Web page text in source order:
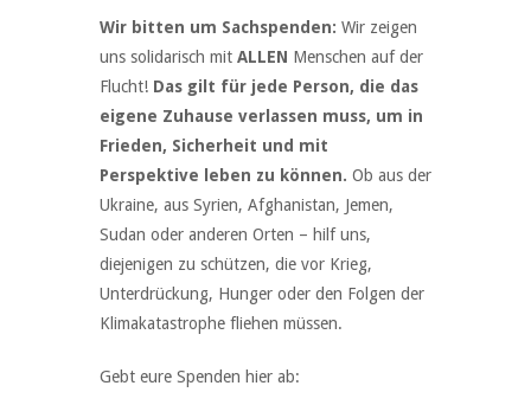
Wir bitten um Sachspenden: Wir zeigen
uns solidarisch mit ALLEN Menschen auf der
Flucht! Das gilt für jede Person, die das
eigene Zuhause verlassen muss, um in
Frieden, Sicherheit und mit
Perspektive leben zu können. Ob aus der
Ukraine, aus Syrien, Afghanistan, Jemen,
Sudan oder anderen Orten – hilf uns,
diejenigen zu schützen, die vor Krieg,
Unterdrückung, Hunger oder den Folgen der
Klimakatastrophe fliehen müssen.
Gebt eure Spenden hier ab: